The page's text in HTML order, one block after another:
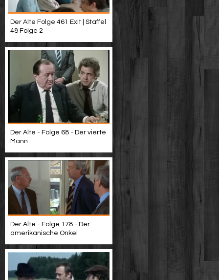
Der Alte Folge 461 Exit | Staffel
48 Folge 2
Der Alte - Folge 68 - Der vierte
Mann
Der Alte - Folge 178 - Der
amerikanische Onkel